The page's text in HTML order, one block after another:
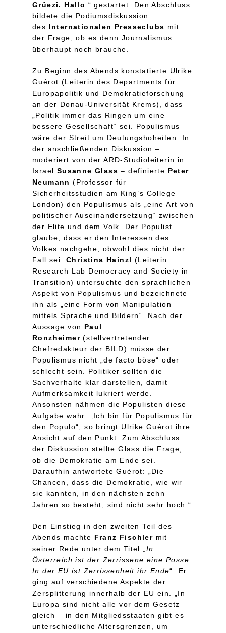
Grüezi. Hallo .“ gestartet. Den Abschluss
bildete die Podiumsdiskussion
des Internationalen Presseclubs mit
der Frage, ob es denn Journalismus
überhaupt noch brauche.
Zu Beginn des Abends konstatierte Ulrike
Guérot (Leiterin des Departments für
Europapolitik und Demokratieforschung
an der Donau-Universität Krems), dass
„Politik immer das Ringen um eine
bessere Gesellschaft“ sei. Populismus
wäre der Streit um Deutungshoheiten. In
der anschließenden Diskussion –
moderiert von der ARD-Studioleiterin in
Israel Susanne Glass – definierte Peter
Neumann (Professor für
Sicherheitsstudien am King’s College
London) den Populismus als „eine Art von
politischer Auseinandersetzung“ zwischen
der Elite und dem Volk. Der Populist
glaube, dass er den Interessen des
Volkes nachgehe, obwohl dies nicht der
Fall sei.Christina Hainzl (Leiterin
Research Lab Democracy and Society in
Transition) untersuchte den sprachlichen
Aspekt von Populismus und bezeichnete
ihn als „eine Form von Manipulation
mittels Sprache und Bildern“. Nach der
Aussage von Paul
Ronzheimer (stellvertretender
Chefredakteur der BILD) müsse der
Populismus nicht „de facto böse“ oder
schlecht sein. Politiker sollten die
Sachverhalte klar darstellen, damit
Aufmerksamkeit lukriert werde.
Ansonsten nähmen die Populisten diese
Aufgabe wahr. „Ich bin für Populismus für
den Populo“, so bringt Ulrike Guérot ihre
Ansicht auf den Punkt. Zum Abschluss
der Diskussion stellte Glass die Frage,
ob die Demokratie am Ende sei.
Daraufhin antwortete Guérot: „Die
Chancen, dass die Demokratie, wie wir
sie kannten, in den nächsten zehn
Jahren so besteht, sind nicht sehr hoch.“
Den Einstieg in den zweiten Teil des
Abends machte Franz Fischler mit
seiner Rede unter dem Titel „ In
Österreich ist der Zerrissene eine Posse.
In der EU ist Zerrissenheit ihr Ende“. Er
ging auf verschiedene Aspekte der
Zersplitterung innerhalb der EU ein. „In
Europa sind nicht alle vor dem Gesetz
gleich – in den Mitgliedsstaaten gibt es
unterschiedliche Altersgrenzen, um